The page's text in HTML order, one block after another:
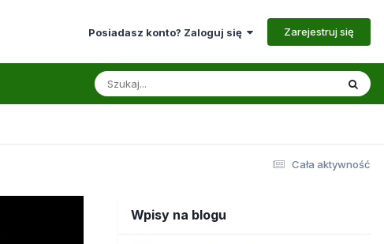
Posiadasz konto? Zaloguj się Zarejestruj się
Cała aktywność
Wpisy na blogu